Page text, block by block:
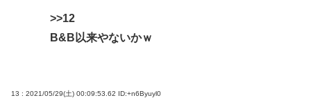
>>12
B&B以来やないかｗ
13 : 2021/05/29(土) 00:09:53.62 ID:+n6Byuyl0